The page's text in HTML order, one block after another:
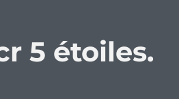
5 étoiles.